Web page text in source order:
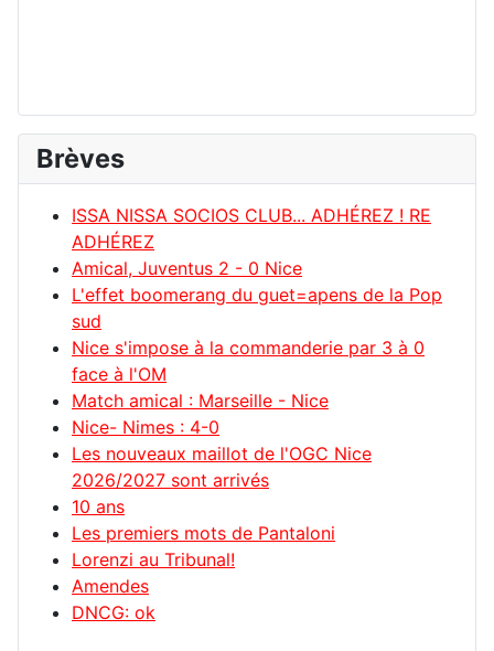
Brèves
ISSA NISSA SOCIOS CLUB... ADHÉREZ ! RE
ADHÉREZ
Amical, Juventus 2 - 0 Nice
L'effet boomerang du guet=apens de la Pop
sud
Nice s'impose à la commanderie par 3 à 0
face à l'OM
Match amical : Marseille - Nice
Nice- Nimes : 4-0
Les nouveaux maillot de l'OGC Nice
2026/2027 sont arrivés
10 ans
Les premiers mots de Pantaloni
Lorenzi au Tribunal!
Amendes
DNCG: ok